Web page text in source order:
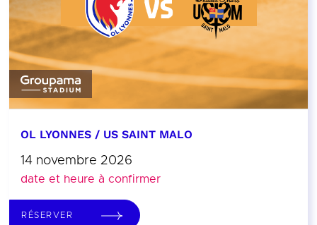
OL LYONNES / US SAINT MALO
14 novembre 2026
date et heure à confirmer
RÉSERVER